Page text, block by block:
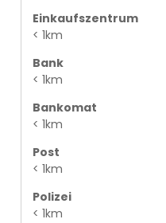
Einkaufszentrum
< 1km
Bank
< 1km
Bankomat
< 1km
Post
< 1km
Polizei
< 1km